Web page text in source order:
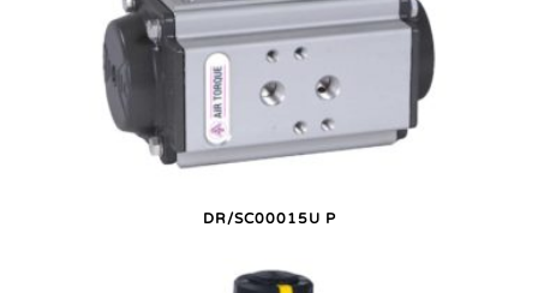
DR/SC00015U P